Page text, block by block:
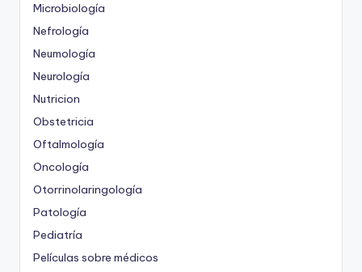
Microbiología
Nefrología
Neumología
Neurología
Nutricion
Obstetricia
Oftalmología
Oncología
Otorrinolaringología
Patología
Pediatría
Películas sobre médicos